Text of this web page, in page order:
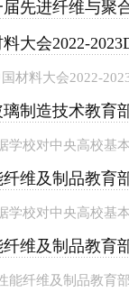
先进纤维与聚
大会2022-
国材料大会2022-
璃制造技术教育
学校对中央高校基
维及制品教育
学校对中央高校基
维及制品教育
能纤维及制品教育